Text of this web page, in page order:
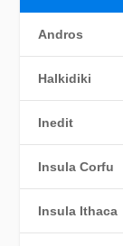
Andros
Halkidiki
Inedit
Insula Corfu
Insula Ithaca